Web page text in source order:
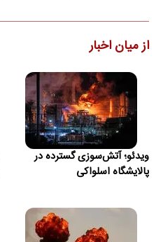
از میان اخبار
ویدئو؛ آتش‌سوزی گسترده در
پالایشگاه اسلواکی